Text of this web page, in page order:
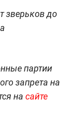
зверьков до
партии
запрета на
на сайте